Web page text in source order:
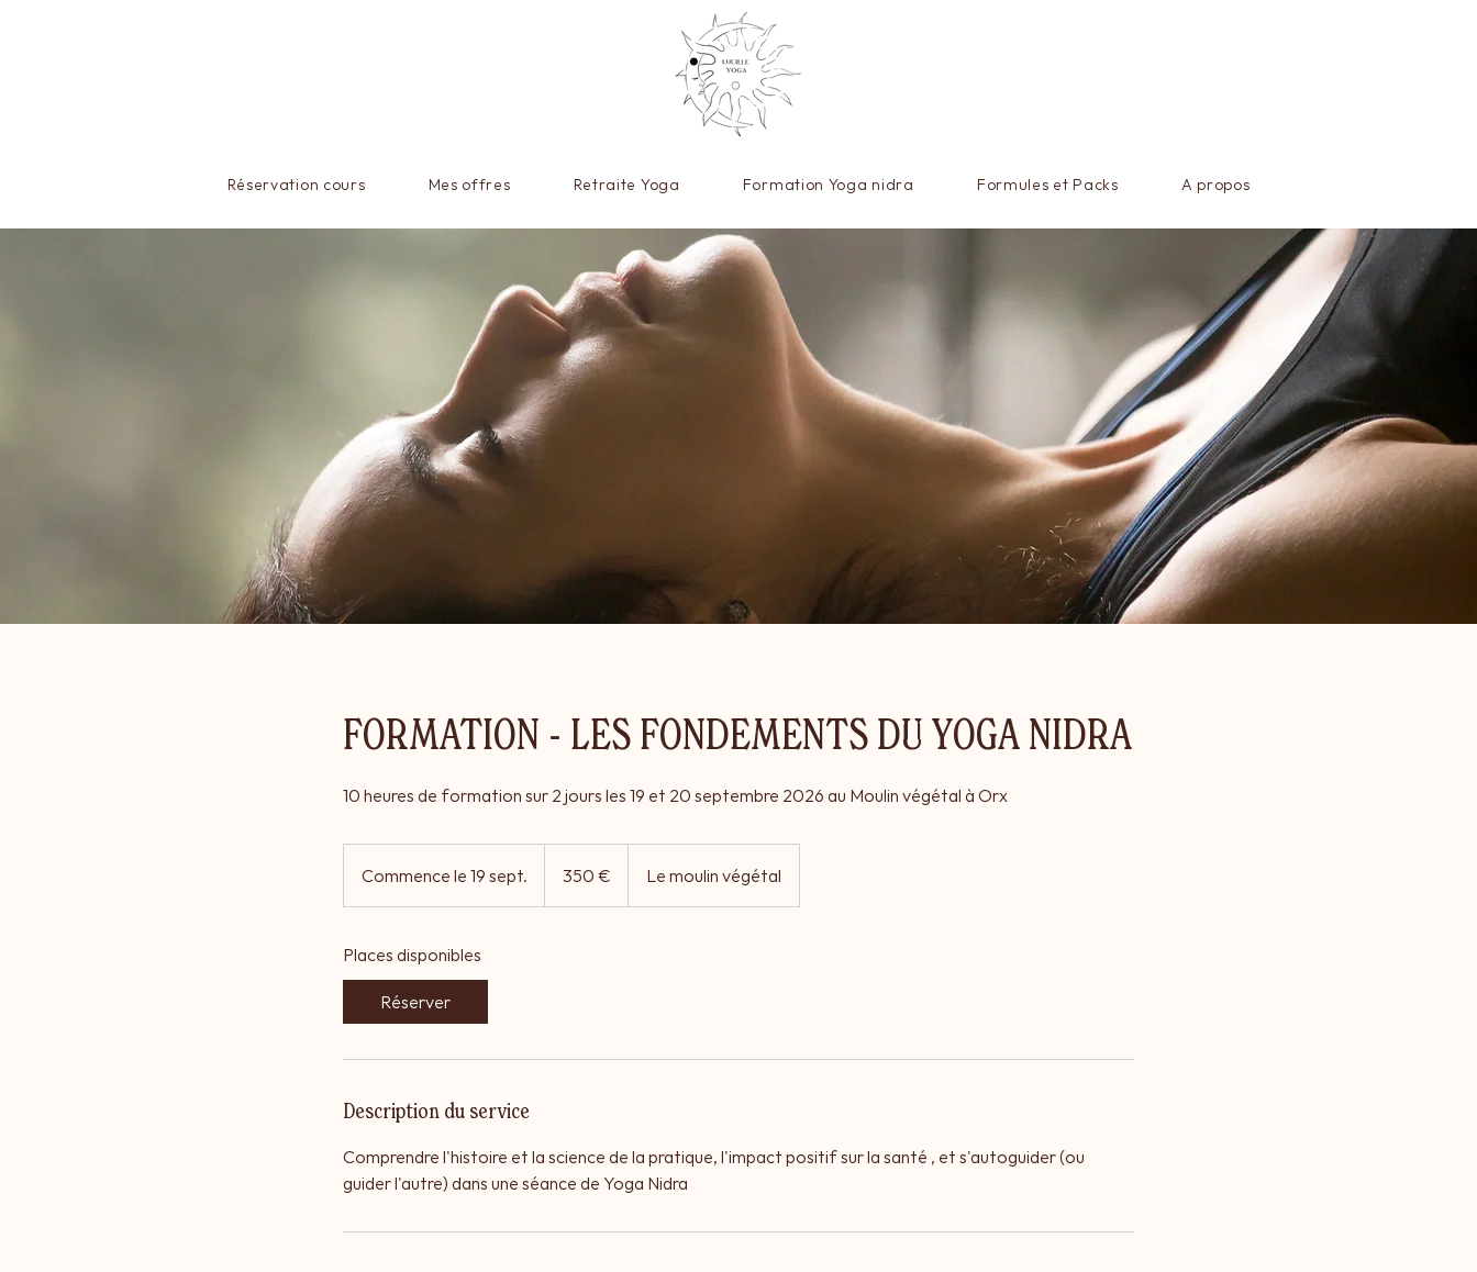
Réservation cours Mes offres Retraite Yoga Formation Yoga nidra Formules et Packs A propos
FORMATION - LES FONDEMENTS DU YOGA NIDRA
10 heures de formation sur 2 jours les 19 et 20 septembre 2026 au Moulin végétal à Orx
Commence le 19 sept.
o
e
e
9
s
350 € Le moulin végétal
Places disponibles
Réserver
Description du service
Comprendre l'histoire et la science de la pratique, l'impact positif sur la santé , et s'autoguider (ou
guider l'autre) dans une séance de Yoga Nidra